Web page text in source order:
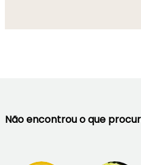
Não encontrou o que